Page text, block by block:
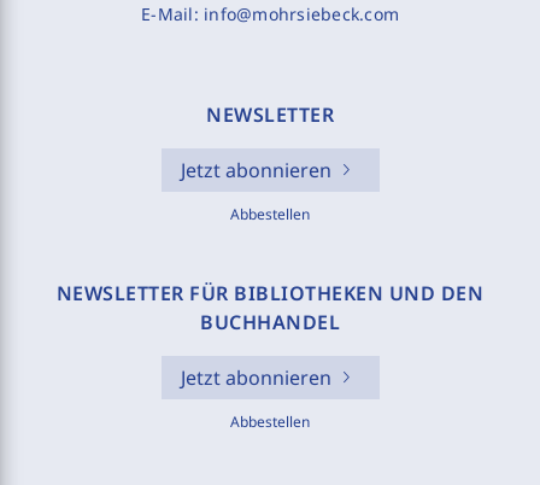
E-Mail: info@mohrsiebeck.com
NEWSLETTER
Jetzt abonnieren
Abbestellen
NEWSLETTER FÜR BIBLIOTHEKEN UND DEN
BUCHHANDEL
Jetzt abonnieren
Abbestellen